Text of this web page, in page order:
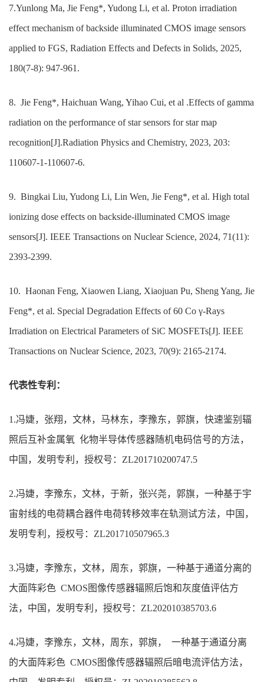
7.Yunlong Ma, Jie Feng*, Yudong Li, et al. Proton irradiation
effect mechanism of backside illuminated CMOS image sensors
applied to FGS, Radiation Effects and Defects in Solids, 2025,
180(7-8): 947-961.
8. Jie Feng*, Haichuan Wang, Yihao Cui, et al .Effects of gamma
radiation on the performance of star sensors for star map
recognition[J].Radiation Physics and Chemistry, 2023, 203:
110607-1-110607-6.
9. Bingkai Liu, Yudong Li, Lin Wen, Jie Feng*, et al. High total
ionizing dose effects on backside-illuminated CMOS image
sensors[J]. IEEE Transactions on Nuclear Science, 2024, 71(11):
2393-2399.
10. Haonan Feng, Xiaowen Liang, Xiaojuan Pu, Sheng Yang, Jie
Feng*, et al. Special Degradation Effects of 60 Co γ-Rays
Irradiation on Electrical Parameters of SiC MOSFETs[J]. IEEE
Transactions on Nuclear Science, 2023, 70(9): 2165-2174.
代表性专利：
1.冯婕，张翔，文林，马林东，李豫东，郭旗，快速鉴别辐
照后互补金属氧 化物半导体传感器随机电码信号的方法，
中国，发明专利，授权号： ZL201710200747.5
2.冯婕，李豫东，文林，于新，张兴尧，郭旗，一种基于宇
宙射线的电荷耦合器件电荷转移效率在轨测试方法，中国，
发明专利，授权号： ZL201710507965.3
3.冯婕，李豫东，文林，周东，郭旗，一种基于通道分离的
大面阵彩色 CMOS 图像传感器辐照后饱和灰度值评估方
法，中国，发明专利，授权号： ZL202010385703.6
4.冯婕，李豫东，文林，周东，郭旗，
一种基于通道分离
的大面阵彩色 CMOS 图像传感器辐照后暗电流评估方法，